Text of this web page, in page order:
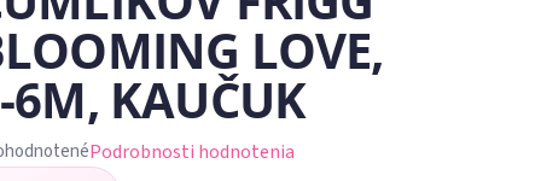
LOVE,
6M, KAUČUK
Podrobnosti hodnotenia